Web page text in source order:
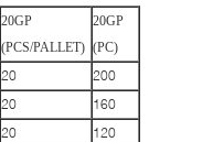
20GP
(PCS/PALLET)
20GP
(PC)
20 200
20 160
20 120